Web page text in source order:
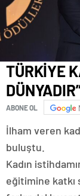
TÜRKİYE
ABONE OL
İlham veren
buluştu.
Kadın
eğitimine katkı